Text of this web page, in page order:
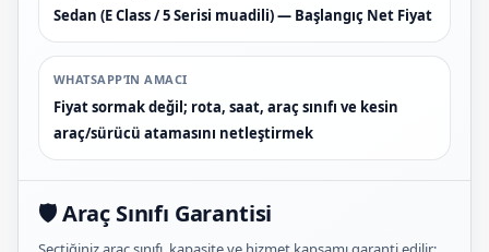
Sedan (E Class / 5 Serisi muadili) — Başlangıç Net Fiyat
WHATSAPP’IN AMACI
Fiyat sormak değil; rota, saat, araç sınıfı ve kesin
araç/sürücü atamasını netleştirmek
🛡️ Araç Sınıfı Garantisi